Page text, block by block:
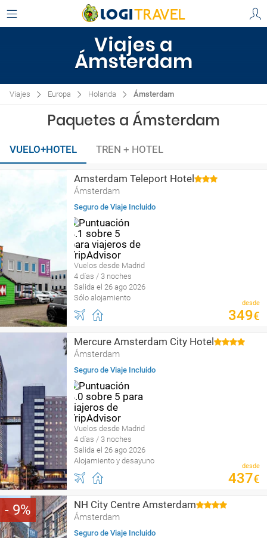
Viajes a
Ámsterdam
Viajes Europa Holanda Ámsterdam
Paquetes a Ámsterdam
VUELO+HOTEL TREN + HOTEL
Amsterdam Teleport Hotel
Ámsterdam
Seguro de Viaje Incluido
Vuelos desde Madrid
4 días / 3 noches
Salida el 26 ago 2026
Sólo alojamiento
desde
349€
Mercure Amsterdam City Hotel
Ámsterdam
Seguro de Viaje Incluido
Vuelos desde Madrid
4 días / 3 noches
Salida el 26 ago 2026
Alojamiento y desayuno
desde
437€
9 NH City Centre Amsterdam
Ámsterdam
Seguro de Viaje Incluido